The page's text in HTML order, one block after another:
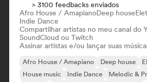
> 3100 feedbacks enviados
Afro House / AmapianoDeep house
Indie Dance
Compartilhar artistas no meu canal do
SoundCloud ou Twitch
Assinar artistas e/ou lançar suas
Afro House / Amapiano Deep house
House music
Indie Dance
Melodic &